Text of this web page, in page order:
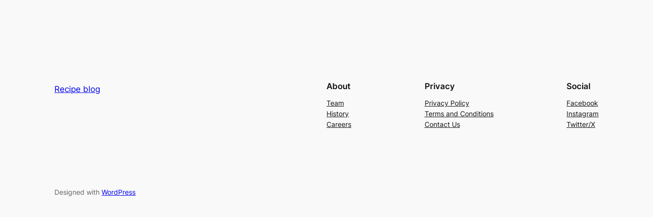
Recipe blog About
Team
History
Careers
Privacy
Privacy Policy
Terms and Conditions
Contact Us
Social
Facebook
Instagram
Twitter/X
Designed with WordPress